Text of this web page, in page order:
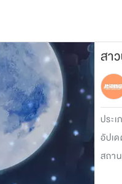
สา
ประ
อัปเ
สถา